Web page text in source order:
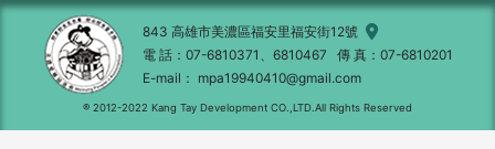
843 高雄市美濃區福安里福安街12號
電 話
07-6810371、6810467 傳 真
07-6810201
E-mail
mpa19940410@gmail.com
® 2012-2022 Kang Tay Development CO.,LTD.All Rights Reserved